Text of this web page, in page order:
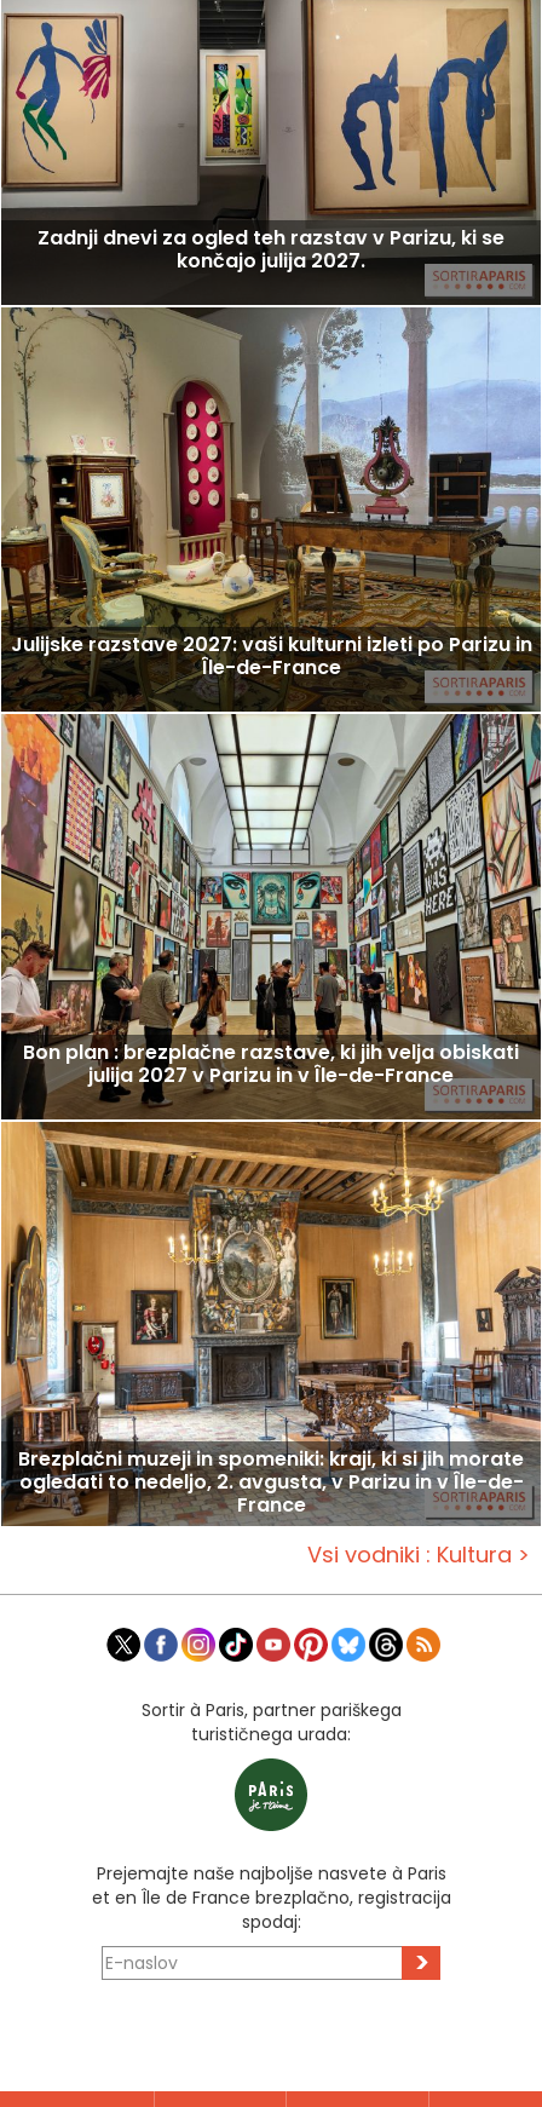
Zadnji dnevi za ogled teh razstav v Parizu, ki se
končajo julija 2027.
Julijske razstave 2027: vaši kulturni izleti po Parizu in
Île-de-France
Bon plan : brezplačne razstave, ki jih velja obiskati
julija 2027 v Parizu in v Île-de-France
Brezplačni muzeji in spomeniki: kraji, ki si jih morate
ogledati to nedeljo, 2. avgusta, v Parizu in v Île-de-
France
Vsi vodniki : Kultura >
Sortir à Paris, partner pariškega
turističnega urada:
Prejemajte naše najboljše nasvete à Paris
et en Île de France brezplačno, registracija
spodaj:
>